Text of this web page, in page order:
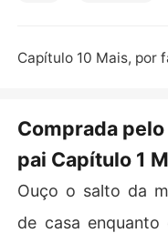
ente controlador e o
Me ignora.
Finge que não me
Mas eu vejo a
dele.
Capítulo 10 Mais, por
Comprada
pai Capítulo
Ouço o salto da
de casa